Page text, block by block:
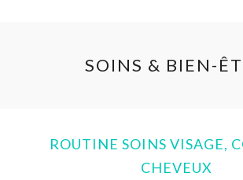
SOINS & BIEN-
ROUTINE SOINS VISAGE,
CHEVEUX